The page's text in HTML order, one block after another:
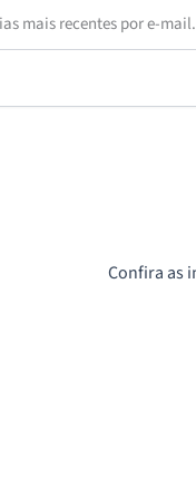
mais recentes por e-mail.